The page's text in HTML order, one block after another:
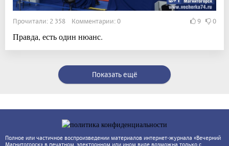
Прочитали: 2 358 Комментарии: 0 9 0
Правда, есть один нюанс.
Показать ещё
Полное или частичное воспроизведении материалов интернет-журнала «Вечерний
Магнитогорск» в печатном, электронном или ином виде возможна только с